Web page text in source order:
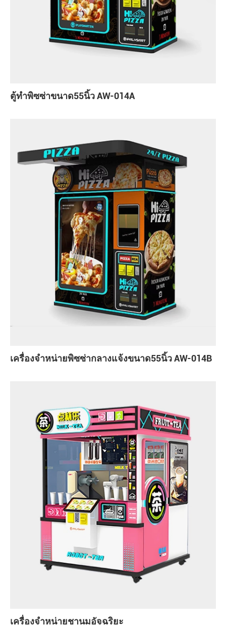
ตู้ทำพิซซ่าขนาด55นิ้ว AW-014A
เครื่องจำหน่ายพิซซ่ากลางแจ้งขนาด55นิ้ว AW-014B
เครื่องจำหน่ายชานมอัจฉริยะ